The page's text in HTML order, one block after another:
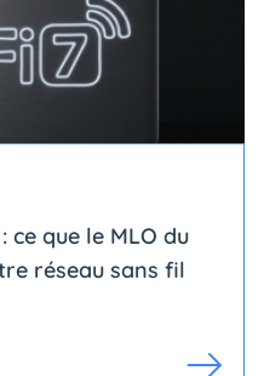
ce que le MLO du
réseau sans fil